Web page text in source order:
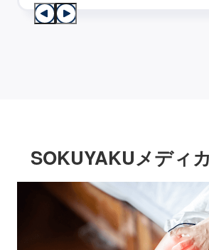
SOKUYAKUメディ